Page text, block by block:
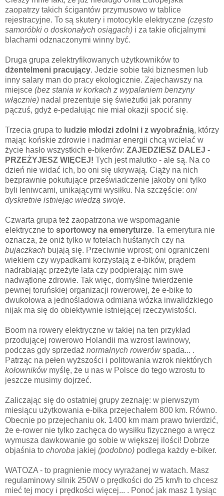
zaopatrzy takich ścigantów przymusowo w tablice
rejestracyjne. To są skutery i motocykle elektryczne (często
samoróbki o doskonałych osiągach) i za takie oficjalnymi
blachami odznaczonymi winny być.
Druga grupa zelektryfikowanych użytkowników to
dżentelmeni pracujący. Jedzie sobie taki biznesmen lub
inny salary man do pracy ekologicznie. Zajechawszy na
miejsce (bez stania w korkach z wypalaniem benzyny
włącznie) nadal prezentuje się świeżutki jak poranny
pączuś, gdyż e-pedałując nie miał okazji spocić się.
Trzecia grupa to ludzie młodzi zdolni i z wyobraźnią, którzy
mając końskie zdrowie i nadmiar energii chcą wcielać w
życie hasło wszystkich e-bikerów: ZAJEDZIESZ DALEJ -
PRZEŻYJESZ WIĘCEJ! Tych jest malutko - ale są. Na co
dzień nie widać ich, bo oni się ukrywają. Ciąży na nich
bezprawnie pokutujące przeświadczenie jakoby oni tylko
byli leniwcami, unikającymi wysiłku. Na szczęście: oni
dyskretnie istniejąc wiedzą swoje.
Czwarta grupa też zaopatrzona we wspomaganie
elektryczne to sportowcy na emeryturze. Ta emerytura nie
oznacza, że oniż tylko w fotelach huśtanych czy na
bujaczkach bujają się. Przeciwnie wprost; oni ograniczeni
wiekiem czy wypadkami korzystają z e-bików, prądem
nadrabiając przeżyte lata czy podpierając nim swe
nadwątlone zdrowie. Tak więc, domyślne twierdzenie
pewnej toruńskiej organizacji rowerowej, że e-bike to
dwukołowa a jednośladowa odmiana wózka inwalidzkiego
nijak ma się do obiektywnie istniejącej rzeczywistości.
Boom na rowery elektryczne w takiej na ten przykład
przodującej rowerowo Holandii ma wzrost lawinowy,
podczas gdy sprzedaż normalnych rowerówspada... .
Patrząc na pełen wyższości i politowania wzrok niektórych
kołowników myślę, że u nas w Polsce do tego wzrostu to
jeszcze musimy dojrzeć.
Zaliczając się do ostatniej grupy zeznaję: w pierwszym
miesiącu użytkowania e-bika przejechałem 800 km. Równo.
Obecnie po przejechaniu ok. 1400 km mam prawo twierdzić,
że e-rower nie tylko zachęca do wysiłku fizycznego a wręcz
wymusza dawkowanie go sobie w większej ilości! Dobrze
objaśnia to choroba jakiej (podobno) podlega każdy e-biker.
WATOZA - to pragnienie mocy wyrażanej w watach. Masz
regulaminowy silnik 250W o prędkości do 25 km/h to chcesz
mieć tej mocy i prędkości więcej... . Ponoć jak masz 1 tysiąc